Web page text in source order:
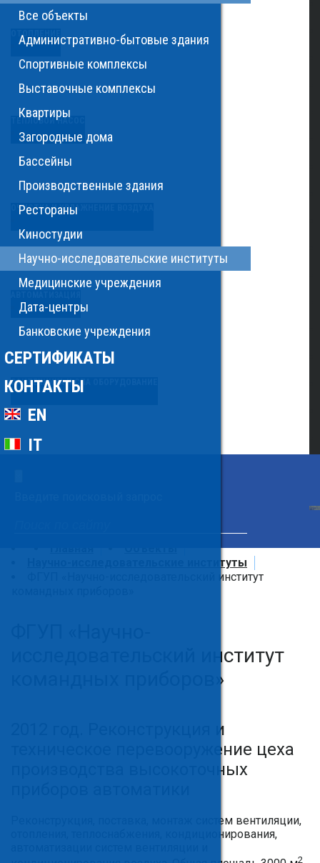
Все объекты
Административно-бытовые здания
Спортивные комплексы
Выставочные комплексы
Квартиры
Загородные дома
Бассейны
Производственные здания
Рестораны
Киностудии
Научно-исследовательские институты
Медицинские учреждения
Дата-центры
Банковские учреждения
СЕРТИФИКАТЫ
КОНТАКТЫ
EN
IT
ОТОПЛЕНИЕ
ТЕПЛОВОЙ НАСОС
ОЧИСТКА И УВЛАЖНЕНИЕ ВОЗДУХА
САНТЕХНИКА И СПА ОБОРУДОВАНИЕ
Научно-исследовательские институты
ФГУП «Научно-исследовательский институт
исследовательский институт
командных приборов»
2012 год. Реконструкция и
техническое перевооружение цеха
производства высокоточных
Реконструкция, поставка, монтаж систем вентиляции,
отопления, теплоснабжения, кондиционирования,
2